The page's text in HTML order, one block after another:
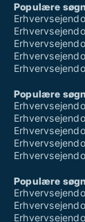
Populære
Populære
Populære